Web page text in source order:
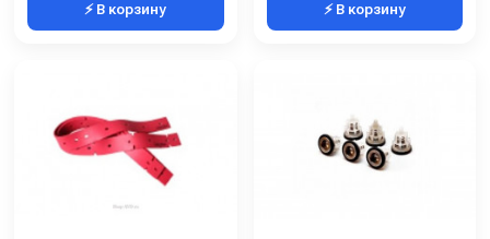
⚡ В корзину ⚡ В корзину